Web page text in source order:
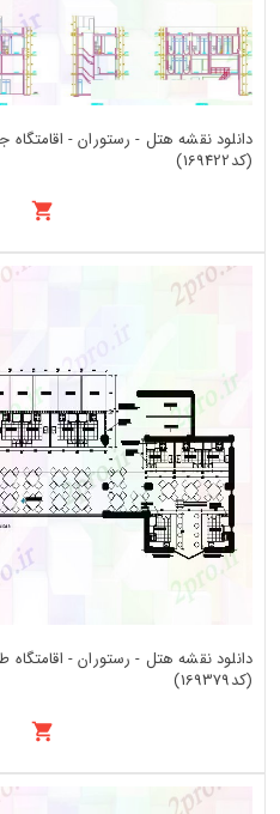
(کد169422)
(کد169379)